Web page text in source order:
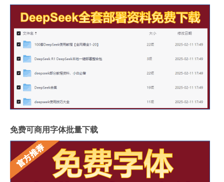
免费可商用字体批量下载